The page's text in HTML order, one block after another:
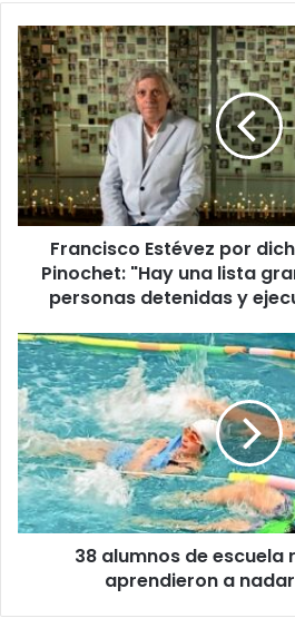
Francisco
Estévez
por
dichos
de
Kast
sobre
Pinochet:
"Hay
lista
grande
dolorosa
de
personas
detenidas
y
ejecutadas
políticas"
Francisco Estévez por
Pinochet: "Hay una lista
personas detenidas y
38
alumnos
de
escuela
rural
municipal
aprendieron
a
nadar
38 alumnos de escuela
aprendieron a